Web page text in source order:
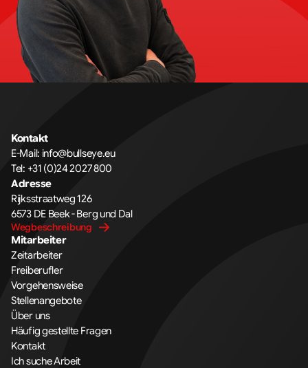
Kontakt
E-Mail: info@bullseye.eu
Tel: +31 (0)24 2027 800
Adresse
Rijksstraatweg 126
6573 DE Beek - Berg und Dal
Wegbeschreibung
Mitarbeiter
Zeitarbeiter
Freiberufler
Vorgehensweise
Stellenangebote
Über uns
Häufig gestellte Fragen
Kontakt
Ich suche Arbeit